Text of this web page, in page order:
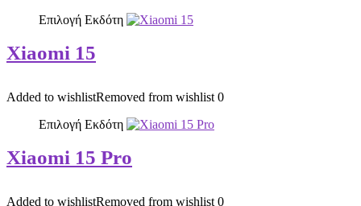
Επιλογή Εκδότη
Xiaomi 15
Added to wishlistRemoved from wishlist 0
Επιλογή Εκδότη
Xiaomi 15 Pro
Added to wishlistRemoved from wishlist 0